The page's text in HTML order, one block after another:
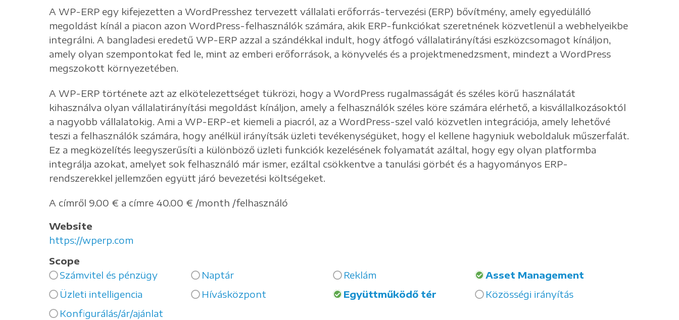
A WP-ERP egy kifejezetten a WordPresshez tervezett vállalati erőforrás-tervezési (ERP) bővítmény, amely egyedülálló
megoldást kínál a piacon azon WordPress-felhasználók számára, akik ERP-funkciókat szeretnének közvetlenül a webhelyeikbe
integrálni. A bangladesi eredetű WP-ERP azzal a szándékkal indult, hogy átfogó vállalatirányítási eszközcsomagot kínáljon,
amely olyan szempontokat fed le, mint az emberi erőforrások, a könyvelés és a projektmenedzsment, mindezt a WordPress
megszokott környezetében.
A WP-ERP története azt az elkötelezettséget tükrözi, hogy a WordPress rugalmasságát és széles körű használatát
kihasználva olyan vállalatirányítási megoldást kínáljon, amely a felhasználók széles köre számára elérhető, a kisvállalkozásoktól
a nagyobb vállalatokig. Ami a WP-ERP-et kiemeli a piacról, az a WordPress-szel való közvetlen integrációja, amely lehetővé
teszi a felhasználók számára, hogy anélkül irányítsák üzleti tevékenységüket, hogy el kellene hagyniuk weboldaluk műszerfalát.
Ez a megközelítés leegyszerűsíti a különböző üzleti funkciók kezelésének folyamatát azáltal, hogy egy olyan platformba
integrálja azokat, amelyet sok felhasználó már ismer, ezáltal csökkentve a tanulási görbét és a hagyományos ERP-
rendszerekkel jellemzően együtt járó bevezetési költségeket.
A címről 9.00 € a címre 40.00 € /month /felhasználó
Website
https://wperp.com
Scope
Számvitel és pénzügy
Naptár Reklám
Asset Management
Üzleti intelligencia
Hívásközpont Együttműködő tér
Közösségi irányítás
Konfigurálás/ár/ajánlat